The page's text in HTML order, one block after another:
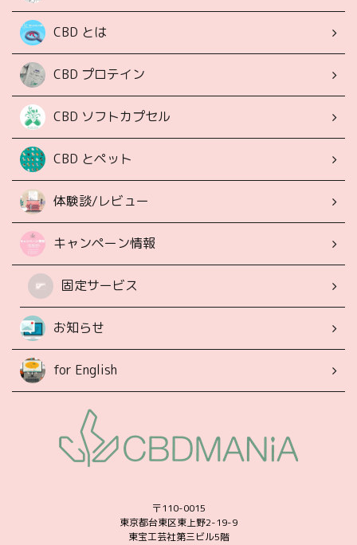
CBD とは
CBD プロテイン
CBD ソフトカプセル
CBD とペット
体験談/レビュー
キャンペーン情報
固定サービス
お知らせ
for English
〒110-0015
東京都台東区東上野2-19-9
東宝工芸社第三ビル5階